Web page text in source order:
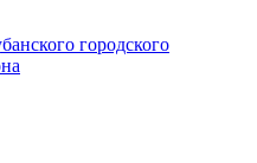
городского